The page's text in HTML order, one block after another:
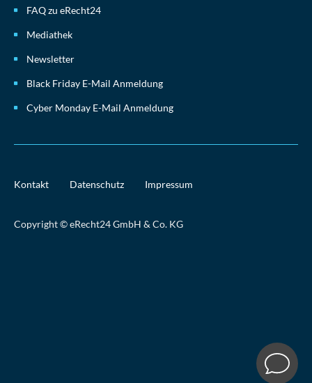
FAQ zu eRecht24
Mediathek
Newsletter
Black Friday E-Mail Anmeldung
Cyber Monday E-Mail Anmeldung
Kontakt Datenschutz Impressum
Copyright © eRecht24 GmbH & Co. KG